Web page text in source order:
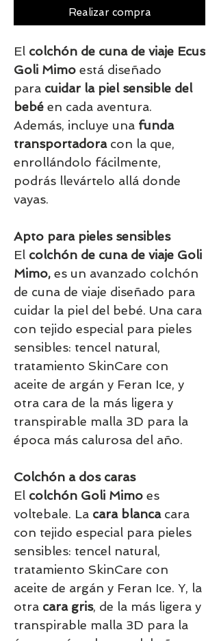
Realizar compra
El colchón de cuna de viaje Ecus
Goli Mimo está diseñado
para cuidar la piel sensible del
bebé en cada aventura.
Además, incluye una funda
transportadoracon la que,
enrollándolo fácilmente,
podrás llevártelo allá donde
vayas.
Apto para pieles sensibles
El colchón de cuna de viaje Goli
Mimo, es un avanzado colchón
de cuna de viaje diseñado para
cuidar la piel del bebé. Una cara
con tejido especial para pieles
sensibles: tencel natural,
tratamiento SkinCare con
aceite de argán y Feran Ice, y
otra cara de la más ligera y
transpirable malla 3D para la
época más calurosa del año.
Colchón a dos caras
El colchón Goli Mimo es
voltebale. La cara blancacara
con tejido especial para pieles
sensibles: tencel natural,
tratamiento SkinCare con
aceite de argán y Feran Ice. Y, la
otra cara gris, de la más ligera y
transpirable malla 3D para la